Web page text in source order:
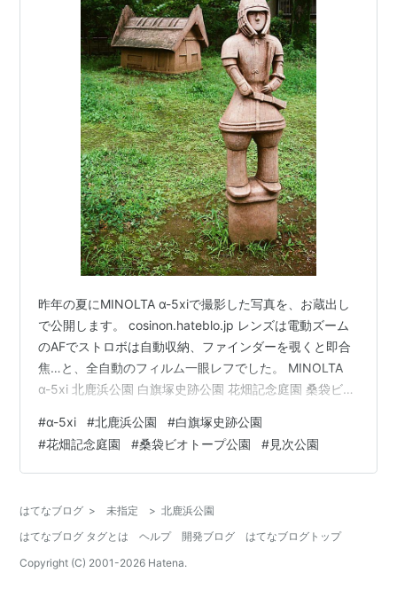
昨年の夏にMINOLTA α-5xiで撮影した写真を、お蔵出し
で公開します。 cosinon.hateblo.jp レンズは電動ズーム
のAFでストロボは自動収納、ファインダーを覗くと即合
焦…と、全自動のフィルム一眼レフでした。 MINOLTA
α-5xi 北鹿浜公園 白旗塚史跡公園 花畑記念庭園 桑袋ビオ
MINOLTA α-5xi＋AF28-80mm＋Kodak ULTRAMAX 400
白旗塚史跡公園 adachikanko.net ラッシャー板前に激似
の埴輪。 MINOLTA α-5xi＋AF28-80mm＋Kodak U…
#α-5xi #北鹿浜公園 #白旗塚史跡公園
#花畑記念庭園 #桑袋ビオトープ公園 #見次公園
はてなブログ > 未指定 > 北鹿浜公園
はてなブログ タグとは
ヘルプ 開発ブログ
はてなブログトップ
Copyright (C) 2001-2026 Hatena.